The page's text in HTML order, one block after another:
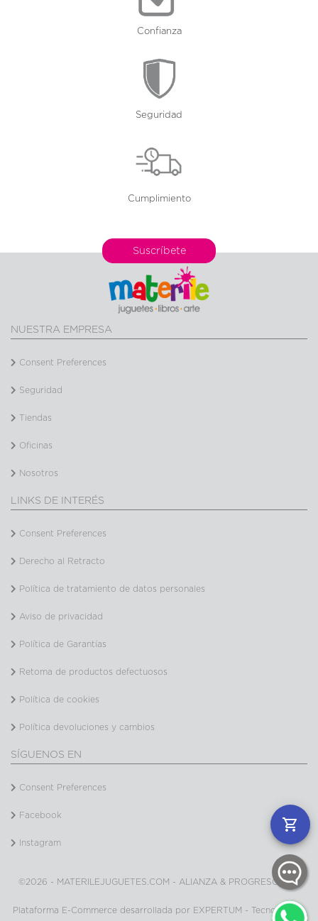
Confianza
Seguridad
Cumplimiento
Suscríbete
NUESTRA EMPRESA
Consent Preferences
Seguridad
Tiendas
Oficinas
Nosotros
LINKS DE INTERÉS
Consent Preferences
Derecho al Retracto
Política de tratamiento de datos personales
Aviso de privacidad
Política de Garantías
Retoma de productos defectuosos
Política de cookies
Política devoluciones y cambios
SÍGUENOS EN
Consent Preferences
Facebook
Instagram
©2026 - MATERILEJUGUETES.COM - ALIANZA & PROGRESO SAS
Plataforma E-Commerce desarrollada por EXPERTUM - Tecnología &